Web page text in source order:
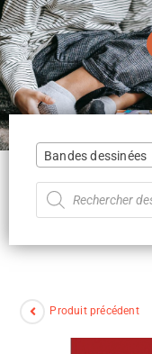
Bandes dessinées
Produit précédent